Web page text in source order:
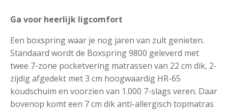
Ga voor heerlijk ligcomfort
Een boxspring waar je nog jaren van zult genieten.
Standaard wordt de Boxspring 9800 geleverd met
twee 7-zone pocketvering matrassen van 22 cm dik, 2-
zijdig afgedekt met 3 cm hoogwaardig HR-65
koudschuim en voorzien van 1.000 7-slags veren. Daar
bovenop komt een 7 cm dik anti-allergisch topmatras